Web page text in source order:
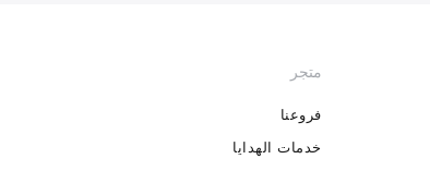
متجر
فروعنا
خدمات الهدايا